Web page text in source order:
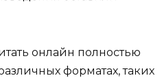
онлайн полностью
форматах, таких